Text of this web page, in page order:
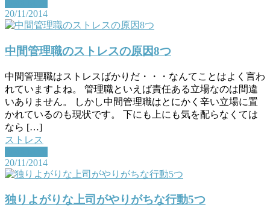
20/11/2014
中間管理職のストレスの原因8つ
中間管理職はストレスばかりだ・・・なんてことはよく言わ
れていますよね。 管理職といえば責任ある立場なのは間違
いありません。 しかし中間管理職はとにかく辛い立場に置
かれているのも現状です。 下にも上にも気を配らなくては
なら […]
ストレス
20/11/2014
独りよがりな上司がやりがちな行動5つ